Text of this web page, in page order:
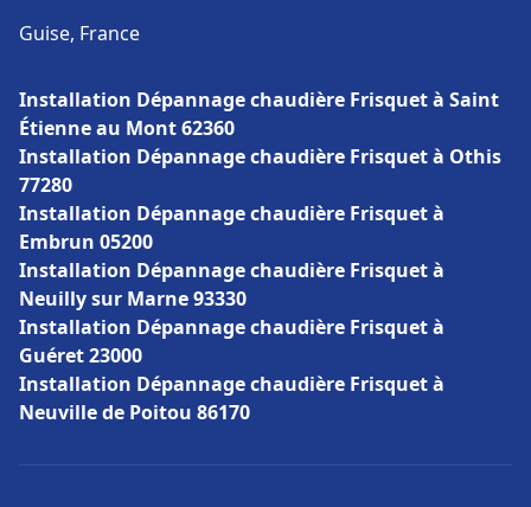
Guise, France
Installation Dépannage chaudière Frisquet à Saint
Étienne au Mont 62360
Installation Dépannage chaudière Frisquet à Othis
77280
Installation Dépannage chaudière Frisquet à
Embrun 05200
Installation Dépannage chaudière Frisquet à
Neuilly sur Marne 93330
Installation Dépannage chaudière Frisquet à
Guéret 23000
Installation Dépannage chaudière Frisquet à
Neuville de Poitou 86170